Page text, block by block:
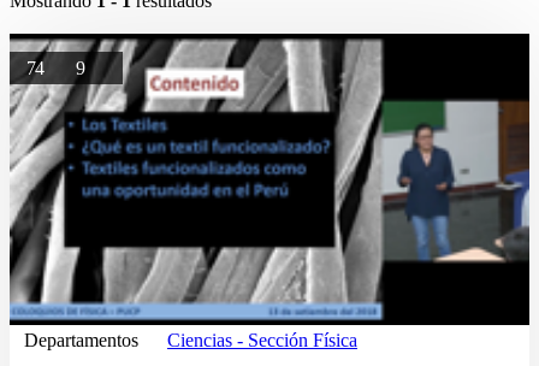
74 9
Departamentos Ciencias - Sección Física